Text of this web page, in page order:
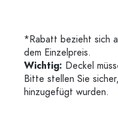
*Rabatt bezieht sich
dem Einzelpreis.
Wichtig: Deckel
Bitte stellen Sie
hinzugefügt wurden.